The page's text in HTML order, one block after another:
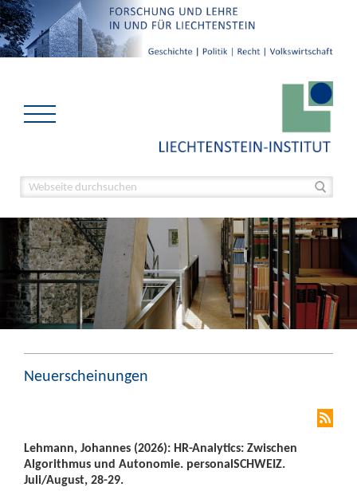
Neuerscheinungen
Lehmann, Johannes (2026): HR-Analytics: Zwischen
Algorithmus und Autonomie. personalSCHWEIZ.
Juli/August, 28-29.